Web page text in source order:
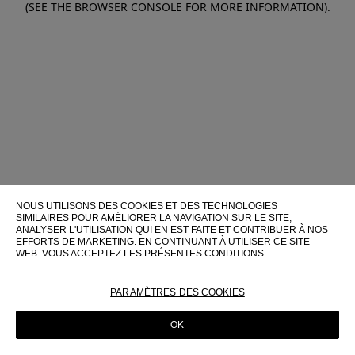
(SEE THE BROWSER CONSOLE FOR MORE INFORMATION).
NOUS UTILISONS DES COOKIES ET DES TECHNOLOGIES
SIMILAIRES POUR AMÉLIORER LA NAVIGATION SUR LE SITE,
ANALYSER L'UTILISATION QUI EN EST FAITE ET CONTRIBUER À NOS
EFFORTS DE MARKETING. EN CONTINUANT À UTILISER CE SITE
WEB, VOUS ACCEPTEZ LES PRÉSENTES CONDITIONS
POUR PLUS D'INFORMATIONS SUR CES TECHNOLOGIES ET LEUR
POLITIQUE EN MATIÈRE DE COOKIES
PARAMÈTRES DES COOKIES
OK